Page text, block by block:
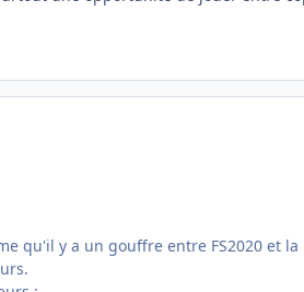
qu'il y a un gouffre entre FS2020 et la